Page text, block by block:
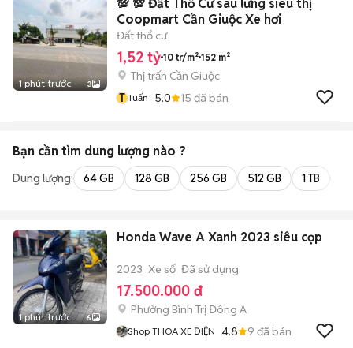
1 phút trước 3
💯 💯 Đất Thổ Cư sau lưng siêu thị
Coopmart Cần Giuộc Xe hơi
Đất thổ cư
1,52 tỷ 10 tr/m² 152 m²
Thị trấn Cần Giuộc
T Tuấn 5.0 15 đã bán
Bạn cần tìm dung lượng nào ?
Dung lượng: 64 GB 128 GB 256 GB 512 GB 1 TB
1 phút trước 6
Honda Wave A Xanh 2023 siêu cọp
2023 Xe số Đã sử dụng
17.500.000 đ
Phường Bình Trị Đông A
Shop THOA XE ĐIỆN 4.8 9 đã bán